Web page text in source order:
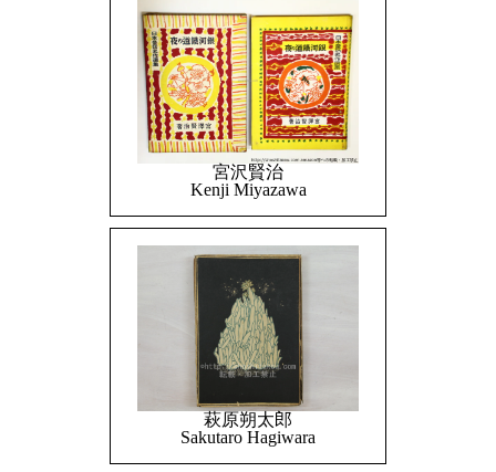
宮沢賢治
Kenji Miyazawa
萩原朔太郎
Sakutaro Hagiwara